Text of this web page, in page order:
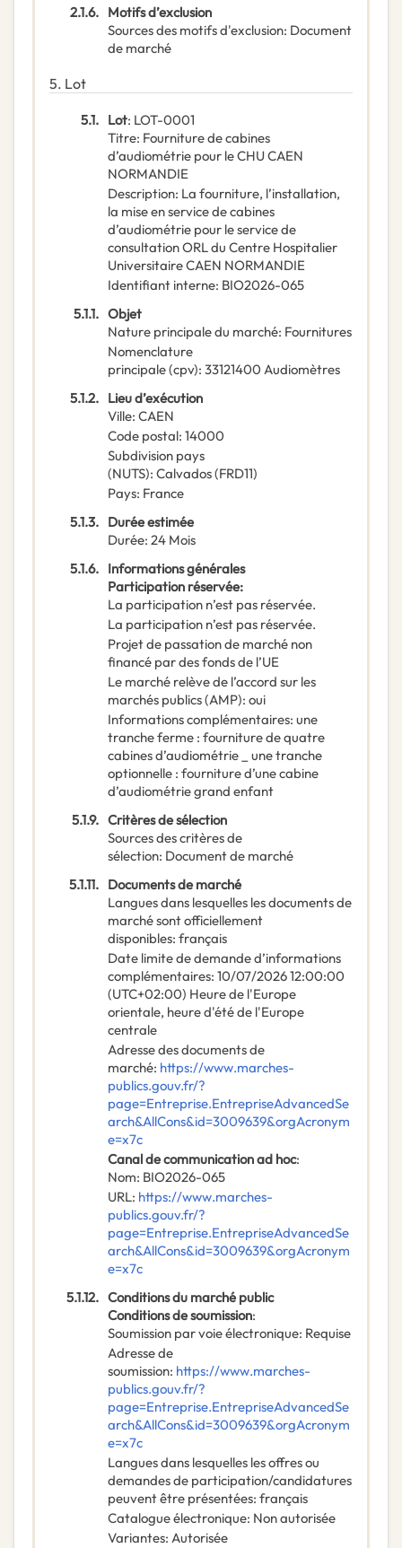
2.1.6. Motifs d’exclusion
Sources des motifs d'exclusion: Document
de marché
5. Lot
5.1. Lot: LOT-0001
Titre: Fourniture de cabines
d’audiométrie pour le CHU CAEN
NORMANDIE
Description: La fourniture, l’installation,
la mise en service de cabines
d’audiométrie pour le service de
consultation ORL du Centre Hospitalier
Universitaire CAEN NORMANDIE
Identifiant interne: BIO2026-065
5.1.1. Objet
Nature principale du marché: Fournitures
Nomenclature
principale(cpv): 33121400 Audiomètres
5.1.2. Lieu d’exécution
Ville: CAEN
Code postal: 14000
Subdivision pays
(NUTS): Calvados(FRD11)
Pays: France
5.1.3. Durée estimée
Durée: 24 Mois
5.1.6. Informations générales
Participation réservée:
La participation n’est pas réservée.
La participation n’est pas réservée.
Projet de passation de marché non
financé par des fonds de l’UE
Le marché relève de l’accord sur les
marchés publics (AMP): oui
Informations complémentaires: une
tranche ferme : fourniture de quatre
cabines d’audiométrie _ une tranche
optionnelle : fourniture d’une cabine
d’audiométrie grand enfant
5.1.9. Critères de sélection
Sources des critères de
sélection: Document de marché
5.1.11. Documents de marché
Langues dans lesquelles les documents de
marché sont officiellement
disponibles: français
Date limite de demande d’informations
complémentaires: 10/07/202612:00:00
(UTC+02:00) Heure de l'Europe
orientale, heure d'été de l'Europe
centrale
Adresse des documents de
marché: https://www.marches-
publics.gouv.fr/?
page=Entreprise.EntrepriseAdvancedSe
arch&AllCons&id=3009639&orgAcronym
e=x7c
Canal de communication ad hoc:
Nom: BIO2026-065
URL: https://www.marches-
publics.gouv.fr/?
page=Entreprise.EntrepriseAdvancedSe
arch&AllCons&id=3009639&orgAcronym
e=x7c
5.1.12. Conditions du marché public
Conditions de soumission:
Soumission par voie électronique: Requise
Adresse de
soumission: https://www.marches-
publics.gouv.fr/?
page=Entreprise.EntrepriseAdvancedSe
arch&AllCons&id=3009639&orgAcronym
e=x7c
Langues dans lesquelles les offres ou
demandes de participation/candidatures
peuvent être présentées: français
Catalogue électronique: Non autorisée
Variantes: Autorisée